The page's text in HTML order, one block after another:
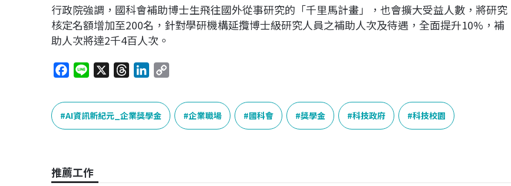
行政院強調，國科會補助博士生飛往國外從事研究的「千里馬計畫」，也會擴大受益人數，將研究
核定名額增加至200名，針對學研機構延攬博士級研究人員之補助人次及待遇，全面提升10%，補
助人次將達2千4百人次。
c
e
b
k
n
e
r
e
a
n
k
e
y
AI資訊新紀元_企業獎學金 企業職場 國科會 獎學金 科技政府 科技校園
推薦工作